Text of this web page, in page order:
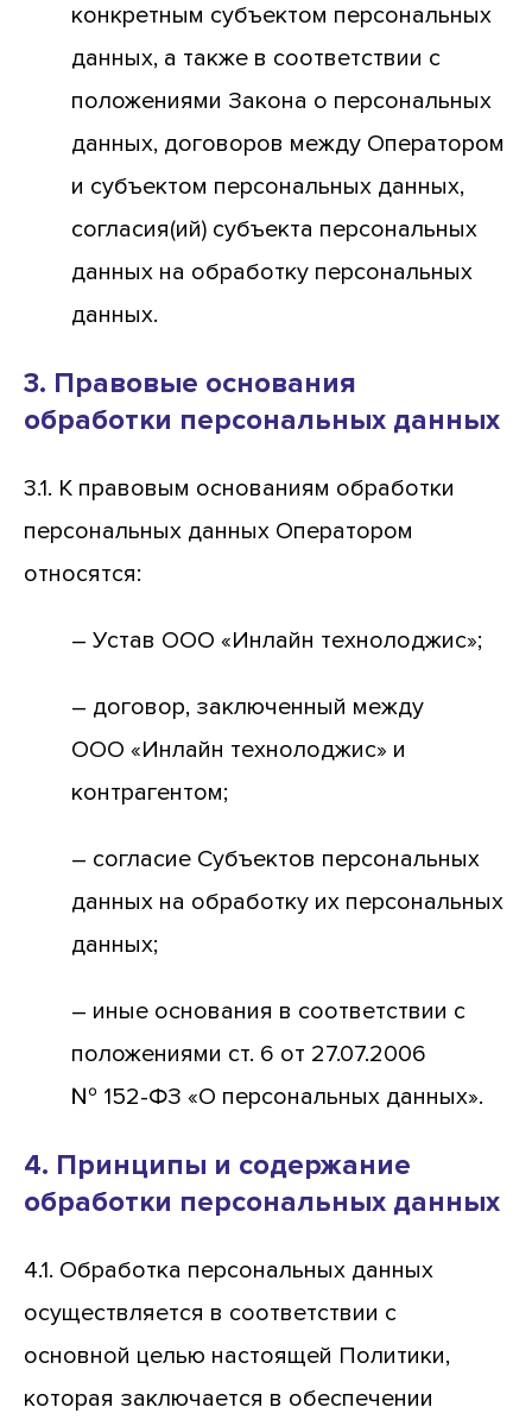
конкретным субъектом персональных
данных, а также в соответствии с
положениями Закона о персональных
данных, договоров между Оператором
и субъектом персональных данных,
согласия(ий) субъекта персональных
данных на обработку персональных
данных.
3. Правовые основания
обработки персональных данных
3.1. К правовым основаниям обработки
персональных данных Оператором
относятся:
– Устав ООО «Инлайн технолоджис»;
– договор, заключенный между
ООО «Инлайн технолоджис» и
контрагентом;
– согласие Субъектов персональных
данных на обработку их персональных
данных;
– иные основания в соответствии с
положениями ст. 6 от 27.07.2006
№ 152-ФЗ «О персональных данных».
4. Принципы и содержание
обработки персональных данных
4.1. Обработка персональных данных
осуществляется в соответствии с
основной целью настоящей Политики,
которая заключается в обеспечении